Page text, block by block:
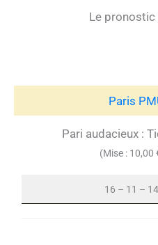
Le pronostic
Paris
Pari audacieux :
(Mise : 10,00
16 – 11 –